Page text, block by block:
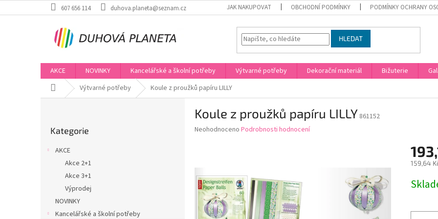
na
607 656 114 duhova.planeta@seznam.cz JAK NAKUPOVAT OBCHODNÍ PODMÍNKY PODMÍNKY OCHRANY
HLEDAT
AKCE NOVINKY Kancelářské a školní potřeby Výtvarné potřeby Dekorační materiál Bižuterie
Domů Výtvarné potřeby Koule z proužků papíru LILLY
kategorie
Kategorie
AKCE
Akce 2+1
Akce 3+1
Výprodej
NOVINKY
Kancelářské a školní potřeby
Koule z proužků papíru LILLY 861152
Průměrné
z
hvězdiček.
Neohodnoceno Podrobnosti hodnocení
159,64
cena: